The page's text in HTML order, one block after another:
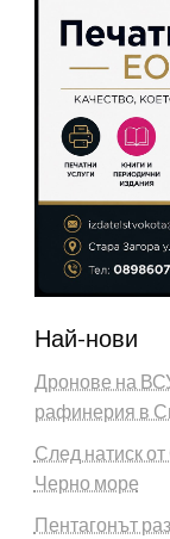
Най-нови
Дронове на
рафинерия в
След натиск
Черно море
Пентагонът